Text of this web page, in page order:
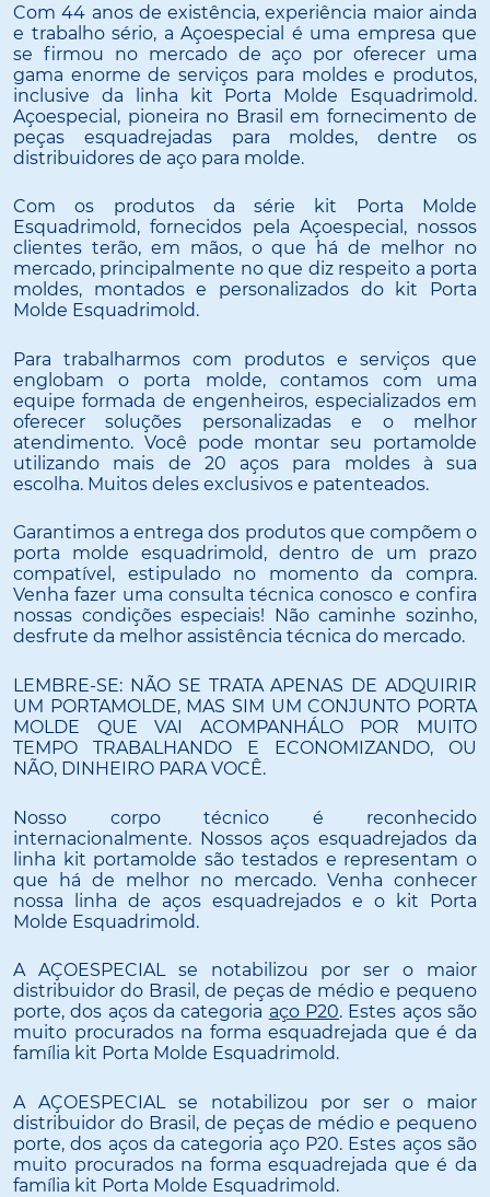
Com 44 anos de existência, experiência maior ainda
e trabalho sério, a Açoespecial é uma empresa que
se firmou no mercado de aço por oferecer uma
gama enorme de serviços para moldes e produtos,
inclusive da linha kit Porta Molde Esquadrimold.
Açoespecial, pioneira no Brasil em fornecimento de
peças esquadrejadas para moldes, dentre os
distribuidores de aço para molde.
Com os produtos da série kit Porta Molde
Esquadrimold, fornecidos pela Açoespecial, nossos
clientes terão, em mãos, o que há de melhor no
mercado, principalmente no que diz respeito a porta
moldes, montados e personalizados do kit Porta
Molde Esquadrimold.
Para trabalharmos com produtos e serviços que
englobam o porta molde, contamos com uma
equipe formada de engenheiros, especializados em
oferecer soluções personalizadas e o melhor
atendimento. Você pode montar seu portamolde
utilizando mais de 20 aços para moldes à sua
escolha. Muitos deles exclusivos e patenteados.
Garantimos a entrega dos produtos que compõem o
porta molde esquadrimold, dentro de um prazo
compatível, estipulado no momento da compra.
Venha fazer uma consulta técnica conosco e confira
nossas condições especiais! Não caminhe sozinho,
desfrute da melhor assistência técnica do mercado.
LEMBRE-SE: NÃO SE TRATA APENAS DE ADQUIRIR
UM PORTAMOLDE, MAS SIM UM CONJUNTO PORTA
MOLDE QUE VAI ACOMPANHÁLO POR MUITO
TEMPO TRABALHANDO E ECONOMIZANDO, OU
NÃO, DINHEIRO PARA VOCÊ.
Nosso corpo técnico é reconhecido
internacionalmente. Nossos aços esquadrejados da
linha kit portamolde são testados e representam o
que há de melhor no mercado. Venha conhecer
nossa linha de aços esquadrejados e o kit Porta
Molde Esquadrimold.
A AÇOESPECIAL se notabilizou por ser o maior
distribuidor do Brasil, de peças de médio e pequeno
porte, dos aços da categoria aço P20. Estes aços são
muito procurados na forma esquadrejada que é da
família kit Porta Molde Esquadrimold.
A AÇOESPECIAL se notabilizou por ser o maior
distribuidor do Brasil, de peças de médio e pequeno
porte, dos aços da categoria aço P20. Estes aços são
muito procurados na forma esquadrejada que é da
família kit Porta Molde Esquadrimold.